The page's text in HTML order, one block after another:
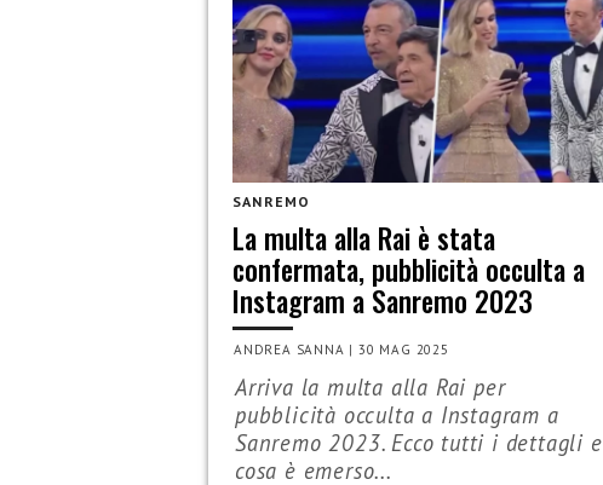
SANREMO
La multa alla Rai è stata
confermata, pubblicità occulta a
Instagram a Sanremo 2023
ANDREA SANNA |30 MAG 2025
Arriva la multa alla Rai per
pubblicità occulta a Instagram a
Sanremo 2023. Ecco tutti i dettagli e
cosa è emerso...